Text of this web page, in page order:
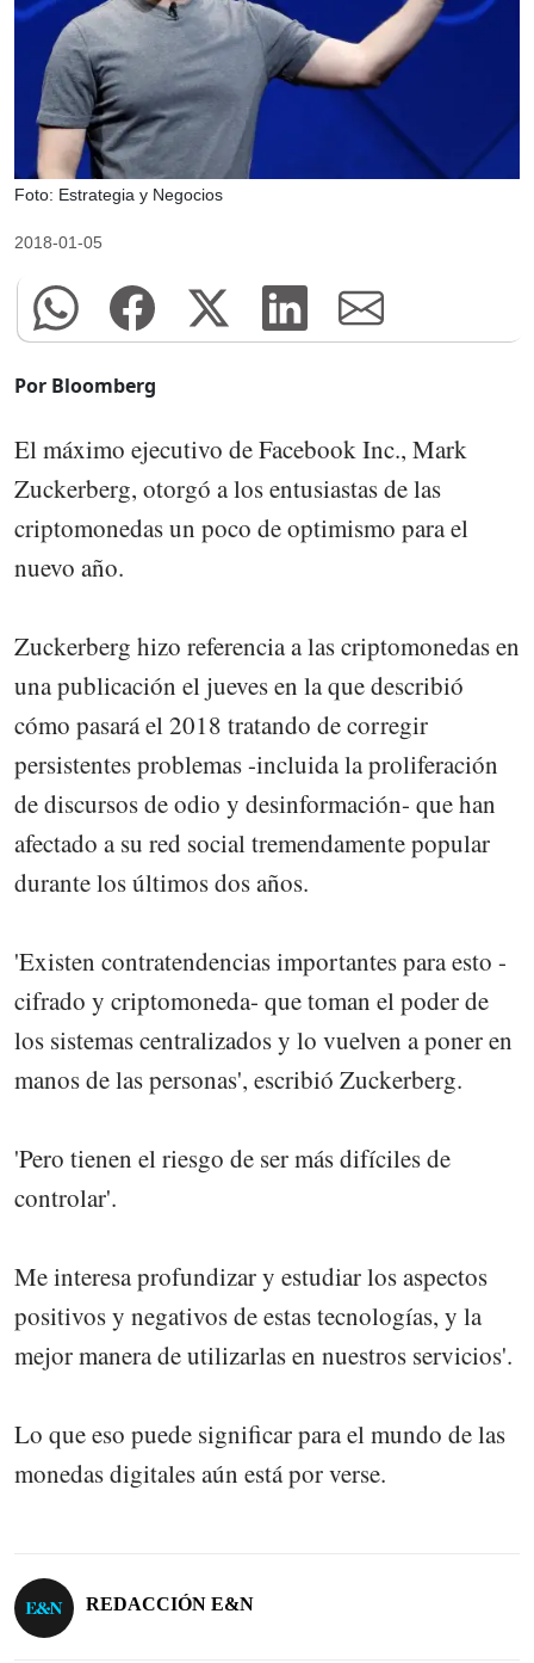
Foto: Estrategia y Negocios
2018-01-05
Por Bloomberg
El máximo ejecutivo de Facebook Inc., Mark
Zuckerberg, otorgó a los entusiastas de las
criptomonedas un poco de optimismo para el
nuevo año.
Zuckerberg hizo referencia a las criptomonedas en
una publicación el jueves en la que describió
cómo pasará el 2018 tratando de corregir
persistentes problemas -incluida la proliferación
de discursos de odio y desinformación- que han
afectado a su red social tremendamente popular
durante los últimos dos años.
'Existen contratendencias importantes para esto -
cifrado y criptomoneda- que toman el poder de
los sistemas centralizados y lo vuelven a poner en
manos de las personas', escribió Zuckerberg.
'Pero tienen el riesgo de ser más difíciles de
controlar'.
Me interesa profundizar y estudiar los aspectos
positivos y negativos de estas tecnologías, y la
mejor manera de utilizarlas en nuestros servicios'.
Lo que eso puede significar para el mundo de las
monedas digitales aún está por verse.
REDACCIÓN E&N